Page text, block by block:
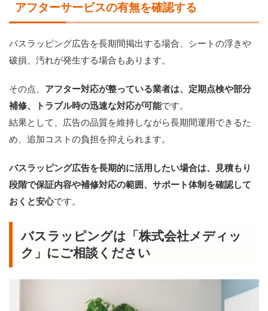
アフターサービスの有無を確認する
バスラッピング広告を長期間掲出する場合、シートの浮きや
破損、汚れが発生する場合もあります。
その点、 アフター対応が整っている業者は、定期点検や部分
補修、トラブル時の迅速な対応が可能です。
結果として、広告の品質を維持しながら長期間運用できるた
め、追加コストの負担を抑えられます。
バスラッピング広告を長期的に活用したい場合は、見積もり
段階で保証内容や補修対応の範囲、サポート体制を確認して
おくと安心です。
バスラッピングは「株式会社メディッ
ク」にご相談ください